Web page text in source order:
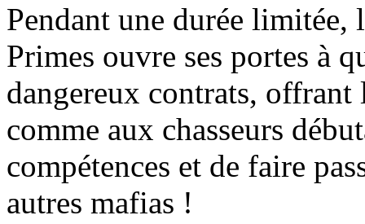
Pendant une durée
Primes ouvre ses portes à
dangereux contrats,
comme aux chasseurs
compétences et de faire
autres mafias !